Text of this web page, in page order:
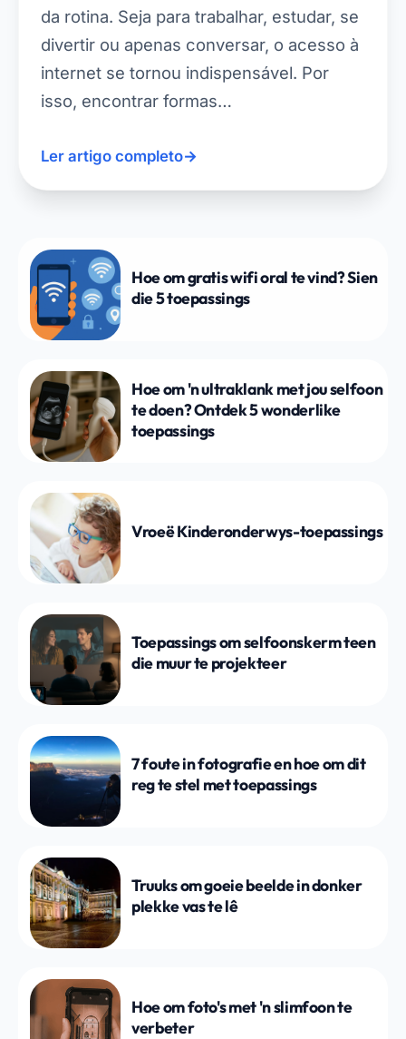
da rotina. Seja para trabalhar, estudar, se
divertir ou apenas conversar, o acesso à
internet se tornou indispensável. Por
isso, encontrar formas…
Ler artigo completo→
Hoe om gratis wifi oral te vind? Sien
die 5 toepassings
Hoe om 'n ultraklank met jou selfoon
te doen? Ontdek 5 wonderlike
toepassings
Vroeë Kinderonderwys-toepassings
Toepassings om selfoonskerm teen
die muur te projekteer
7 foute in fotografie en hoe om dit
reg te stel met toepassings
Truuks om goeie beelde in donker
plekke vas te lê
Hoe om foto's met 'n slimfoon te
verbeter